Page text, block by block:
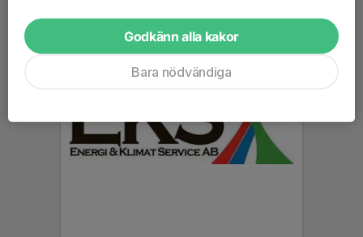
Godkänn alla kakor
Bara nödvändiga